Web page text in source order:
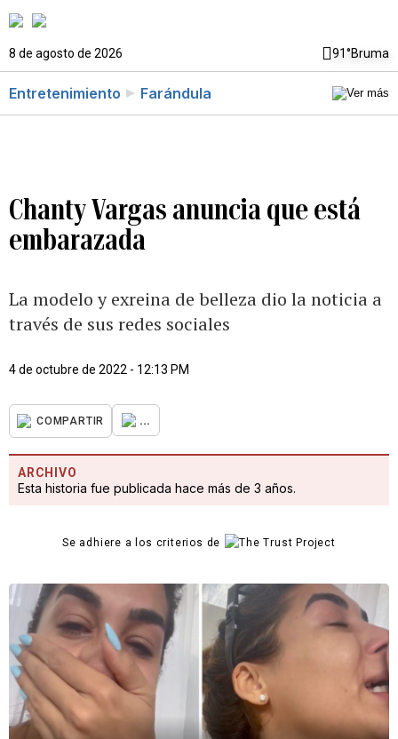
8 de agosto de 2026 91°Bruma
Entretenimiento Farándula
Chanty Vargas anuncia que está
embarazada
La modelo y exreina de belleza dio la noticia a
través de sus redes sociales
4 de octubre de 2022 - 12:13 PM
COMPARTIR ...
ARCHIVO
Esta historia fue publicada hace más de 3 años.
Se adhiere a los criterios de